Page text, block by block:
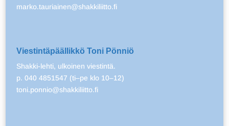
marko.tauriainen@shakkiliitto.fi
Viestintäpäällikkö Toni Pönniö
Shakki-lehti, ulkoinen viestintä.
p. 040 4851547 (ti–pe klo 10–12)
toni.ponnio@shakkiliitto.fi